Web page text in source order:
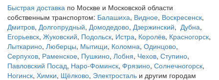
Быстрая доставка по Москве и Московской области
собственным транспортом: Балашиха, Видное, Воскресенск,
Дмитров, Долгопрудный, Домодедово, Дзержинский, Дубна,
Егорьевск, Жуковский, Подольск, Истра, Королёв, Красногорск,
Лыткарино, Люберцы, Мытищи, Коломна, Одинцово,
Серпухов, Раменское, Пушкино, Лобня, Чехов, Ступино,
Павловский Посад, Наро-Фоминск, Фрязино, Солнечногорск,
Ногинск, Химки, Щёлково, Электросталь и другим городам